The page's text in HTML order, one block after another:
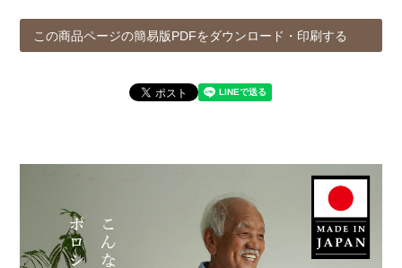
この商品ページの簡易版PDFをダウンロード・印刷する